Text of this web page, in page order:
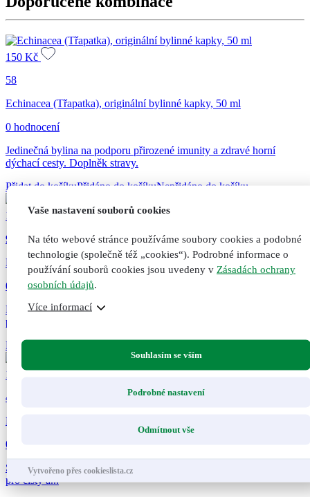
jader,
množství
150 Kč
58
Echinacea (Třapatka), originální bylinné kapky, 50 ml
0 hodnocení
Jedinečná bylina na podporu přirozené imunity a zdravé horní
dýchací cesty. Doplněk stravy.
Přidat do košíkuPřidáno do košíkuNepřidáno do košíku
160
Kč
95
Masážní prsní balzám pro dospělé, 50 ml
0 hodnocení
Pomáhá při dýchacích potížích a kašli díky vysokému obsahu
přírodních silic...
Přidat do košíku
175 Kč
40
RESPIRAN, osvěžovač vzduchu, 50 ml
0 hodnocení
Směs přírodních silic vhodná při dýchacích potížích a rýmě. Elixír
pro čistý a...
Vaše nastavení souborů cookies
Na této webové stránce používáme soubory cookies a podobné
technologie (společně též „cookies“). Podrobné informace o
používání souborů cookies jsou uvedeny v Zásadách ochrany
osobních údajů
Více informací
Souhlasím se vším
Podrobné nastavení
Odmítnout vše
Vytvořeno přes cookieslista.cz